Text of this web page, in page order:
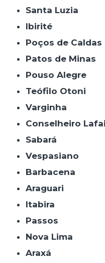
Santa Luzia
Ibirité
Poços de Caldas
Patos de Minas
Pouso Alegre
Teófilo Otoni
Varginha
Conselheiro
Sabará
Vespasiano
Barbacena
Araguari
Itabira
Passos
Nova Lima
Araxá